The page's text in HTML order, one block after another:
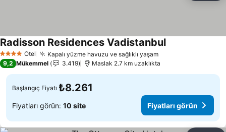
4 Yıldız Otel Kapalı yüzme havuzu ve sağlıklı yaşamFiyatları görün
Radisson Residences VadistanbulFiyatları görün
9,2 Mükemmel 3.419 Maslak 2.7 km uzaklıkta
Başlangıç Fiyatı ₺8.261
Fiyatları görün: 10 site Fiyatları görün